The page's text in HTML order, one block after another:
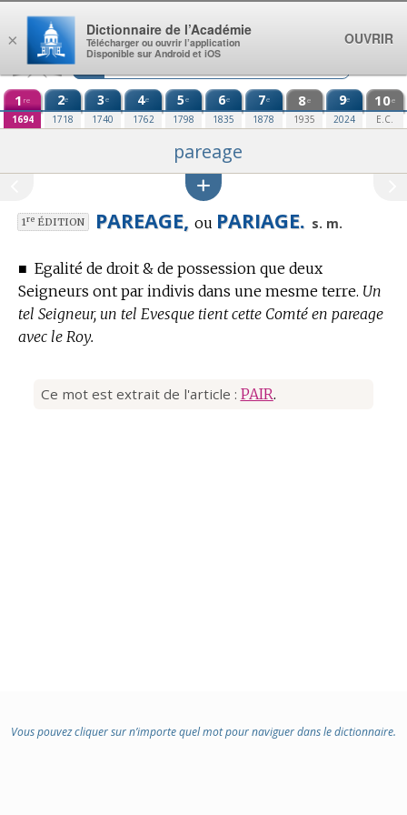
Aller au contenu
1 re
1694
2e
1718
3e
1740
4e
1762
5e
1798
6e
1835
7e
1878
8e
1935
9e
2024
10e
E.C.
pareage
1reÉDITION PAREAGE, ou PARIAGE. s. m.
■ Egalité de droit & de possession que deux
Seigneurs ont par indivis dans une mesme terre. Un
tel Seigneur, un tel Evesque tient cette Comté en pareage
avec le Roy.
Ce mot est extrait de l'article : PAIR.
Vous pouvez cliquer sur n’importe quel mot pour naviguer dans le dictionnaire.
×
Dictionnaire de l’Académie
Télécharger ou ouvrir l’application
Disponible sur Android et iOS
OUVRIR